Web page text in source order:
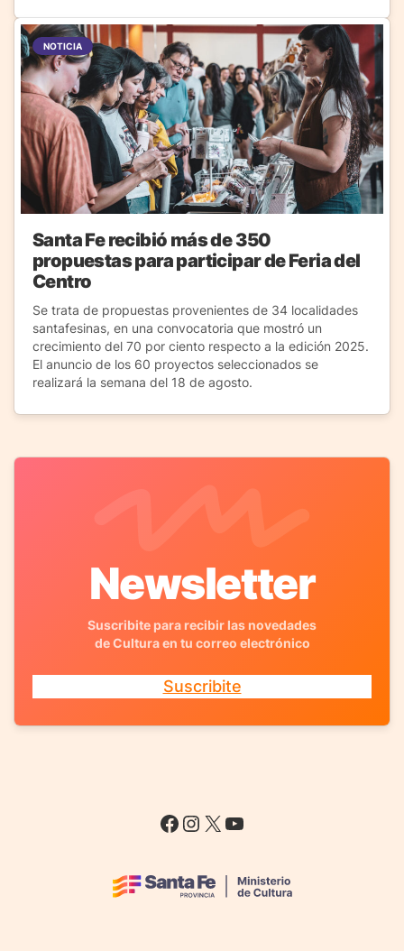
NOTICIA
Santa Fe recibió más de 350
propuestas para participar de Feria del
Centro
Se trata de propuestas provenientes de 34 localidades
santafesinas, en una convocatoria que mostró un
crecimiento del 70 por ciento respecto a la edición 2025.
El anuncio de los 60 proyectos seleccionados se
realizará la semana del 18 de agosto.
Newsletter
Suscribite para recibir las novedades
de Cultura en tu correo electrónico
Suscribite
Facebook
Instagram
X YouTube